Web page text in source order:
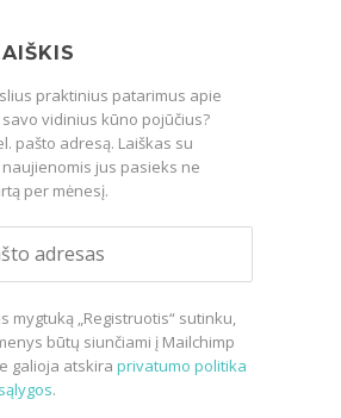
praktinius patarimus apie
vidinius kūno pojūčius?
pašto adresą. Laiškas su
jus pasieks ne
per mėnesį.
mygtuką „Registruotis“ sutinku,
būtų siunčiami į Mailchimp
galioja atskira privatumo politika
.